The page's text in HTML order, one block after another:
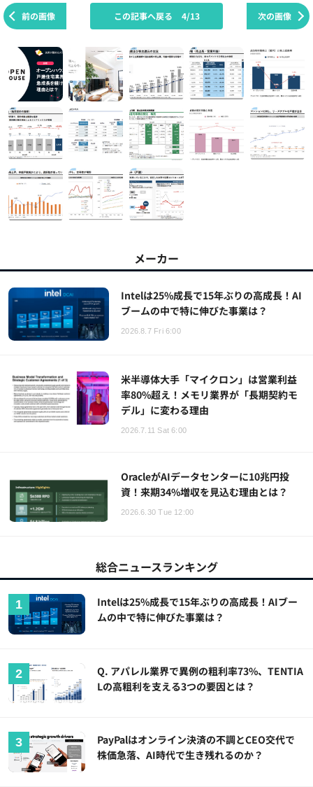
前の画像 次の画像
この記事へ戻る 4/13
メーカー
Intelは25%成長で15年ぶりの高成長！AI
ブームの中で特に伸びた事業は？
2026.8.7 Fri 6:00
米半導体大手「マイクロン」は営業利益
率80%超え！メモリ業界が「長期契約モ
デル」に変わる理由
2026.7.11 Sat 6:00
OracleがAIデータセンターに10兆円投
資！来期34%増収を見込む理由とは？
2026.6.30 Tue 12:00
総合ニュースランキング
Intelは25%成長で15年ぶりの高成長！AIブー
ムの中で特に伸びた事業は？
Q. アパレル業界で異例の粗利率73%、TENTIA
Lの高粗利を支える3つの要因とは？
PayPalはオンライン決済の不調とCEO交代で
株価急落、AI時代で生き残れるのか？